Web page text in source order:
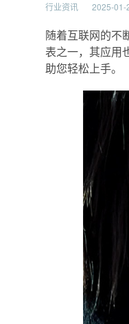
行业资讯 2025-01-
随着互联网的不
表之一，其应用
助您轻松上手。